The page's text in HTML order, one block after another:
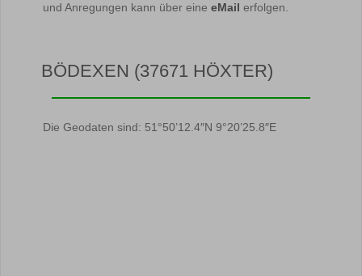
und Anregungen kann über eine eMail erfolgen.
BÖDEXEN (37671 HÖXTER)
Die Geodaten sind: 51°50’12.4″N 9°20’25.8″E